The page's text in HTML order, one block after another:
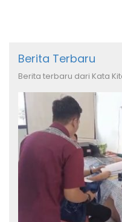
Berita Terbaru
Berita terbaru dari Kata